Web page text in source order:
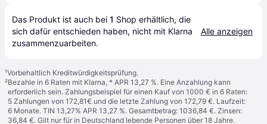
Das Produkt ist auch bei 1 Shop erhältlich, die
sich dafür entschieden haben, nicht mit Klarna
zusammenzuarbeiten.
Alle anzeigen
¹Vorbehaltlich Kreditwürdigkeitsprüfung.
²Bezahle in 6 Raten mit Klarna, * APR 13,27 %. Eine Anzahlung kann
erforderlich sein. Zahlungsbeispiel für einen Kauf von 1000 € in 6 Raten:
5 Zahlungen von 172,81€ und die letzte Zahlung von 172,79 €. Laufzeit:
6 Monate. TIN 13,27% APR 13,27 %. Gesamtbetrag: 1036,84 €. Zinsen:
36,84 €. Gilt nur für in Deutschland lebende Personen über 18 Jahre.